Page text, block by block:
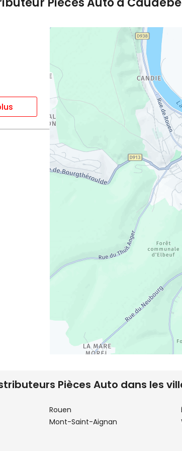
Pièces Auto dans les
Rouen
Mont-Saint-Aignan